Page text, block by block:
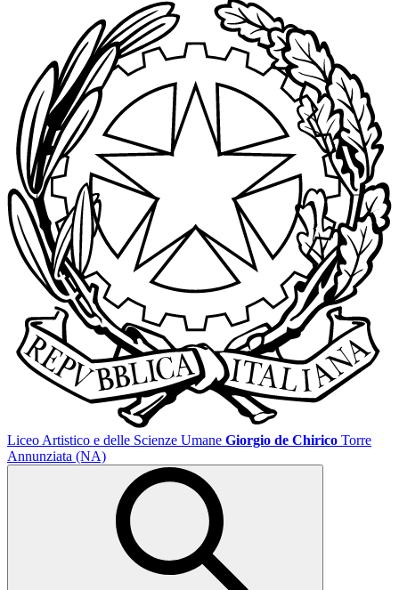
Liceo Artistico e delle Scienze Umane Giorgio de Chirico Torre
Annunziata (NA)